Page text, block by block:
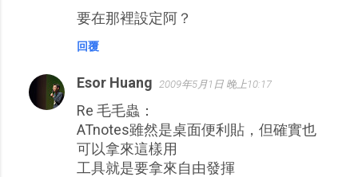
要在那裡設定阿？
回覆
Esor Huang 2009年5月1日 晚上10:17
Re 毛毛蟲：
ATnotes雖然是桌面便利貼，但確實也
可以拿來這樣用
工具就是要拿來自由發揮